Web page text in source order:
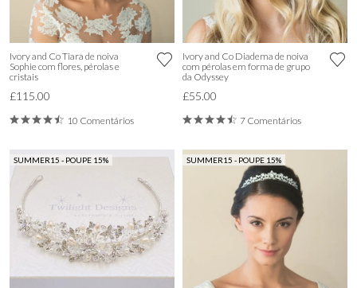
Ivory and Co Tiara de noiva
Sophie com flores, pérolas e
cristais
£115.00
10 Comentários
Ivory and Co Diadema de noiva
com pérolas em forma de grupo
da Odyssey
£55.00
7 Comentários
SUMMER15 - POUPE 15% SUMMER15 - POUPE 15%